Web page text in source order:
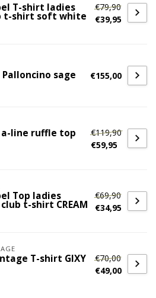
T-shirt ladies
t-shirt soft white
€79,90
€39,95
Palloncino sage €155,00
a-line ruffle top
€119,90
€59,95
Top ladies
t-shirt CREAM
€69,90
€34,95
T-shirt GIXY
€70,00
€49,00